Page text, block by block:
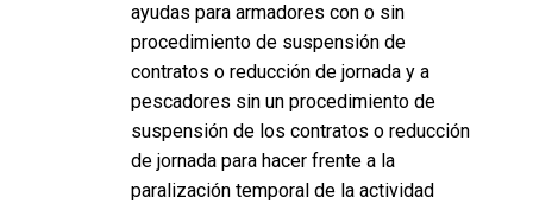
ayudas para armadores con o sin
procedimiento de suspensión de
contratos o reducción de jornada y a
pescadores sin un procedimiento de
suspensión de los contratos o reducción
de jornada para hacer frente a la
paralización temporal de la actividad